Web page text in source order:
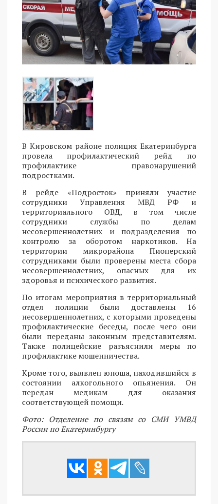
В Кировском районе полиция Екатеринбурга
провела профилактический рейд по
профилактике правонарушений
подростками.
В рейде «Подросток» приняли участие
сотрудники Управления МВД РФ и
территориального ОВД, в том числе
сотрудники службы по делам
несовершеннолетних и подразделения по
контролю за оборотом наркотиков. На
территории микрорайона Пионерский
сотрудниками были проверены места сбора
несовершеннолетних, опасных для их
здоровья и психического развития.
По итогам мероприятия в территориальный
отдел полиции были доставлены 16
несовершеннолетних, с которыми проведены
профилактические беседы, после чего они
были переданы законным представителям.
Также полицейские разъяснили меры по
профилактике мошенничества.
Кроме того, выявлен юноша, находившийся в
состоянии алкогольного опьянения. Он
передан медикам для оказания
соответствующей помощи.
Фото: Отделение по связям со СМИ УМВД
России по Екатеринбургу